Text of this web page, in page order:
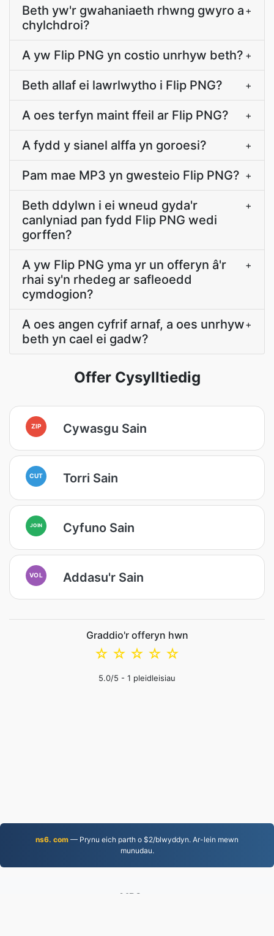
Beth yw'r gwahaniaeth rhwng gwyro a
chylchdroi?
+
A yw Flip PNG yn costio unrhyw beth? +
Beth allaf ei lawrlwytho i Flip PNG? +
A oes terfyn maint ffeil ar Flip PNG? +
A fydd y sianel alffa yn goroesi? +
Pam mae MP3 yn gwesteio Flip PNG? +
Beth ddylwn i ei wneud gyda'r
canlyniad pan fydd Flip PNG wedi
gorffen?
+
A yw Flip PNG yma yr un offeryn â'r
rhai sy'n rhedeg ar safleoedd
cymdogion?
+
A oes angen cyfrif arnaf, a oes unrhyw
beth yn cael ei gadw?
+
Offer Cysylltiedig
ZIP Cywasgu Sain
CUT Torri Sain
JOIN Cyfuno Sain
VOL Addasu'r Sain
Graddio'r offeryn hwn
☆
☆
☆
☆
☆
5.0/5 - 1 pleidleisiau
ns6. com — Prynu eich parth o $2/blwyddyn. Ar-lein mewn
munudau.
MP3.to